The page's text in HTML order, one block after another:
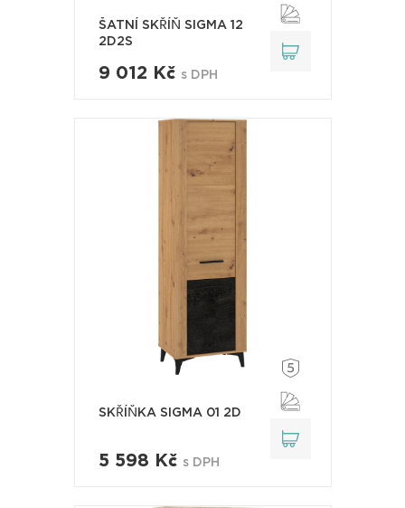
ŠATNÍ SKŘÍŇ SIGMA 12
2D2S
9 012 Kč s DPH
SKŘÍŇKA SIGMA 01 2D
5 598 Kč s DPH